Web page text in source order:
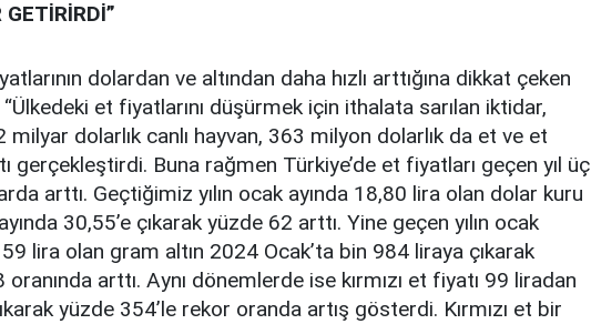
dolardan ve altından daha hızlı arttığına dikkat çeken
et fiyatlarını düşürmek için ithalata sarılan iktidar,
milyar dolarlık canlı hayvan, 363 milyon dolarlık da et ve et
gerçekleştirdi. Buna rağmen Türkiye’de et fiyatları geçen yıl üç
arttı. Geçtiğimiz yılın ocak ayında 18,80 lira olan dolar kuru
30,55’e çıkarak yüzde 62 arttı. Yine geçen yılın ocak
lira olan gram altın 2024 Ocak’ta bin 984 liraya çıkarak
arttı. Aynı dönemlerde ise kırmızı et fiyatı 99 liradan
yüzde 354’le rekor oranda artış gösterdi. Kırmızı et bir